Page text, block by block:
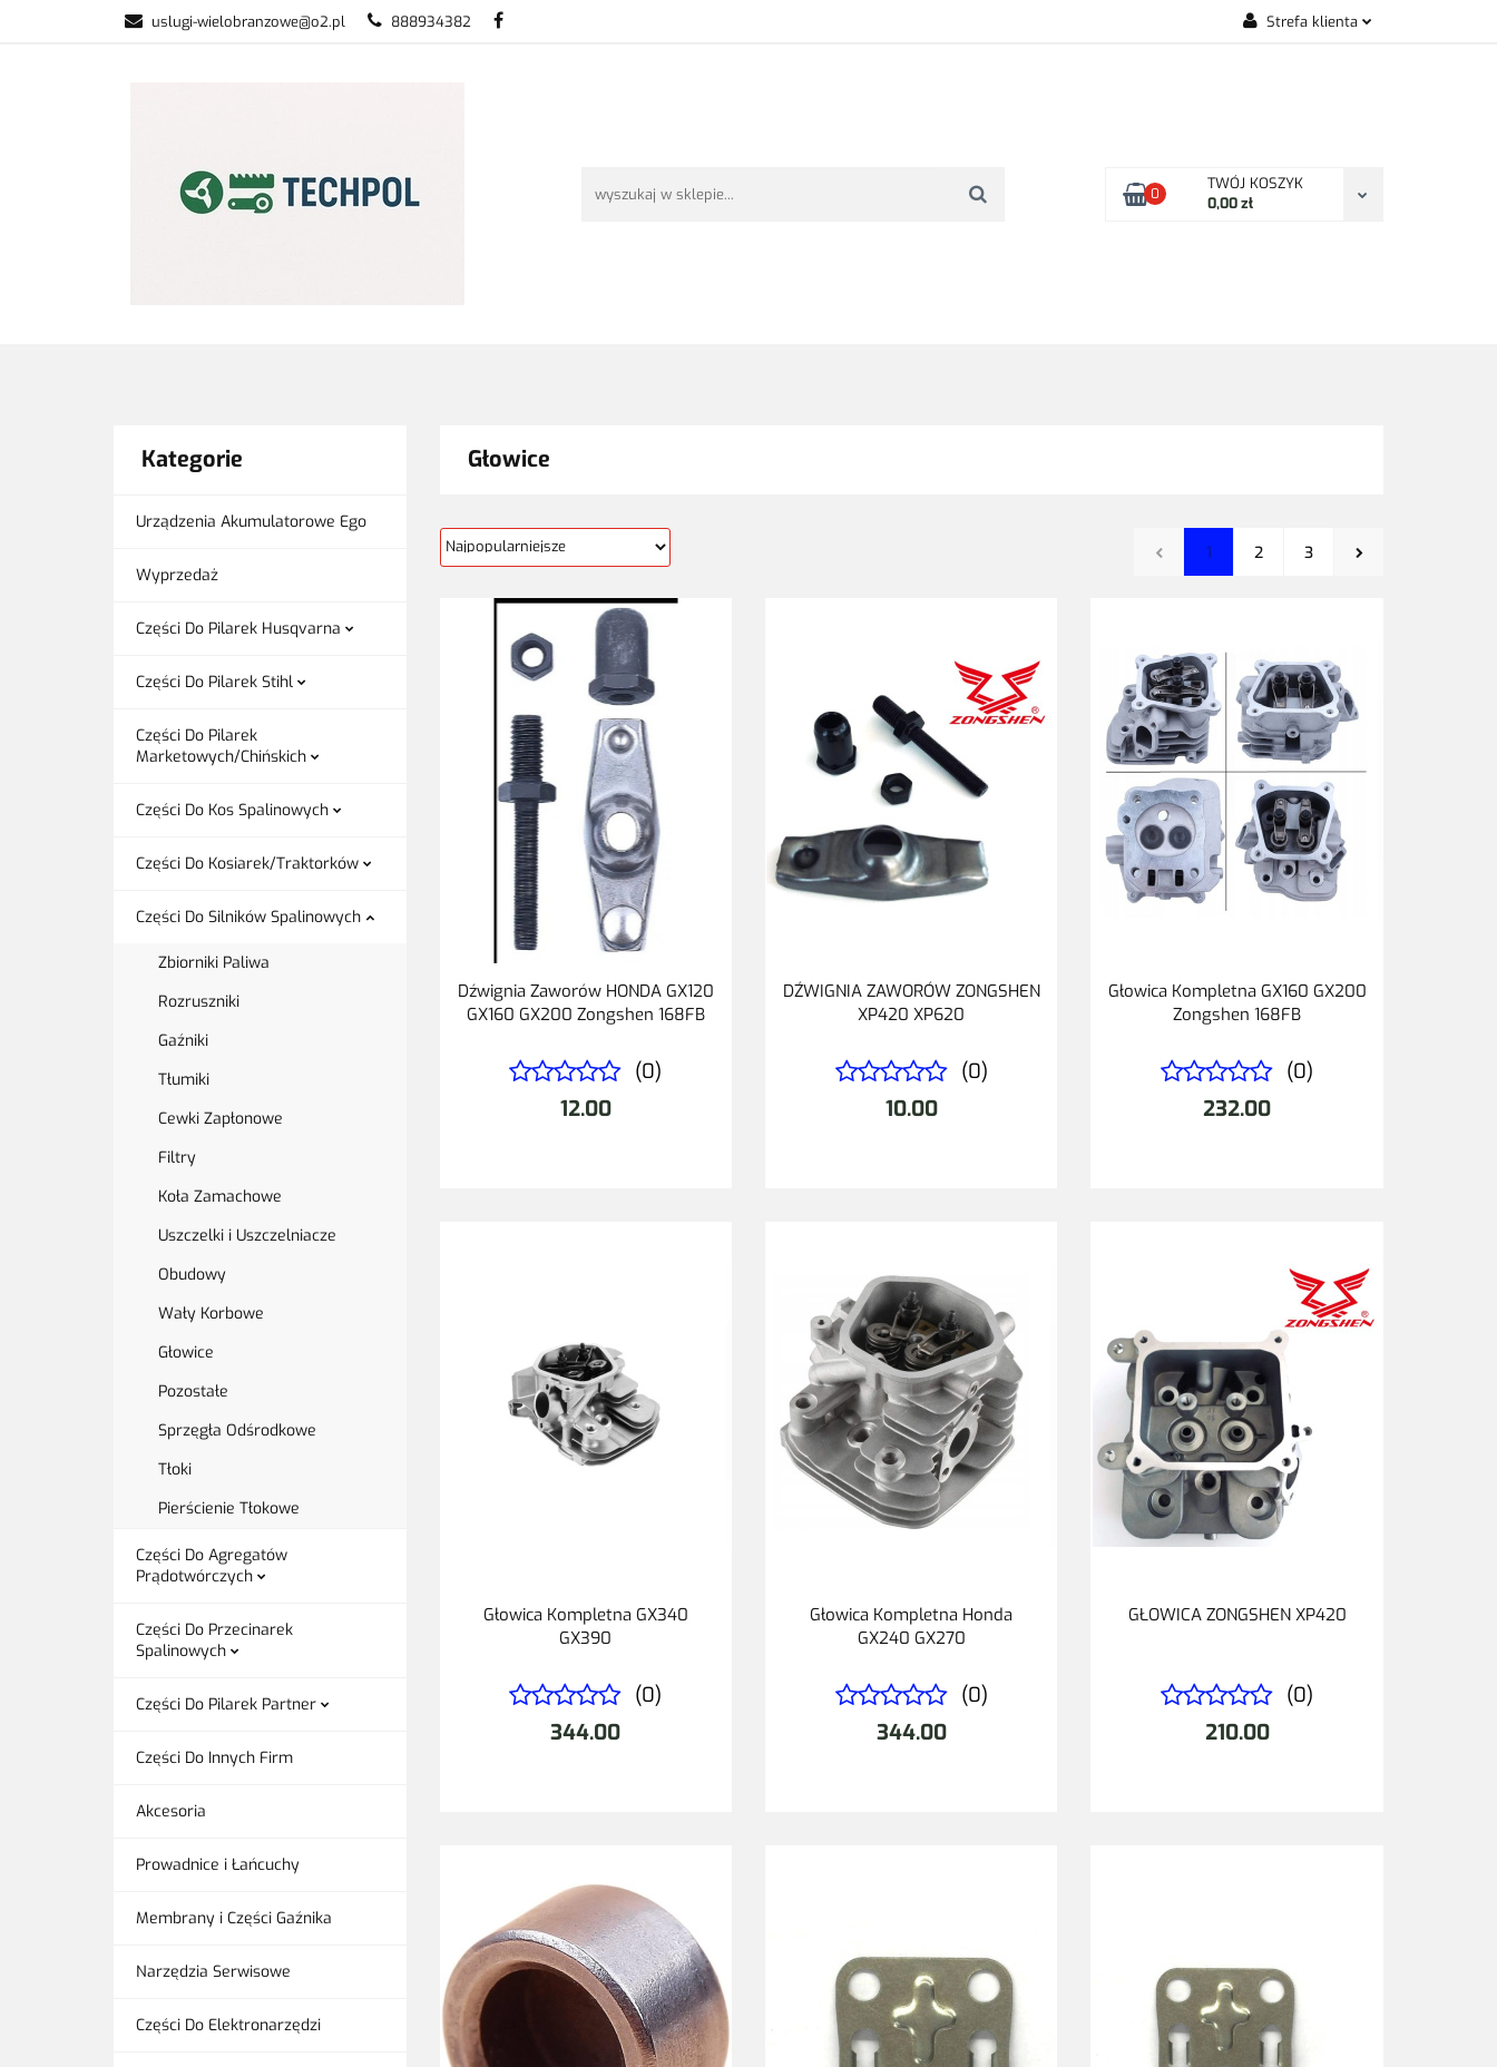
uslugi-wielobranzowe@o2.pl 888934382 Strefa klienta
0
TWÓJ KOSZYK
0,00 zł
Kategorie
Urządzenia Akumulatorowe Ego
Wyprzedaż
Części Do Pilarek Husqvarna
Części Do Pilarek Stihl
Części Do Pilarek
Marketowych/Chińskich
Części Do Kos Spalinowych
Części Do Kosiarek/Traktorków
Części Do Silników Spalinowych
Zbiorniki Paliwa
Rozruszniki
Gaźniki
Tłumiki
Cewki Zapłonowe
Filtry
Koła Zamachowe
Uszczelki i Uszczelniacze
Obudowy
Wały Korbowe
Głowice
Pozostałe
Sprzęgła Odśrodkowe
Tłoki
Pierścienie Tłokowe
Części Do Agregatów
Prądotwórczych
Części Do Przecinarek
Spalinowych
Części Do Pilarek Partner
Części Do Innych Firm
Akcesoria
Prowadnice i Łańcuchy
Membrany i Części Gaźnika
Narzędzia Serwisowe
Części Do Elektronarzędzi
Głowice
1 2 3
Dźwignia Zaworów HONDA GX120
GX160 GX200 Zongshen 168FB
(0)
12.00
DŹWIGNIA ZAWORÓW ZONGSHEN
XP420 XP620
(0)
10.00
Głowica Kompletna GX160 GX200
Zongshen 168FB
(0)
232.00
Głowica Kompletna GX340
GX390
(0)
344.00
Głowica Kompletna Honda
GX240 GX270
(0)
344.00
GŁOWICA ZONGSHEN XP420
(0)
210.00